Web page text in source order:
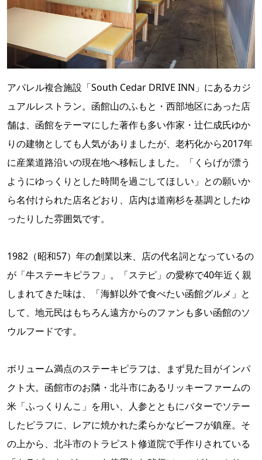
アパレル複合施設「South Cedar DRIVE INN」にあるカジ
ュアルレストラン。函館山のふもと・西部地区にあった店
舗は、函館をテーマにした著作も多い作家・辻仁成氏ゆか
りの建物としても人気がありましたが、老朽化から2017年
に産業道路沿いの現在地へ移転しました。「くらげが漂う
ようにゆっくりとした時間を過ごしてほしい」との願いか
ら名付けられた店名どおり、店内は道南杉を基調としたゆ
ったりした雰囲気です。
1982（昭和57）年の創業以来、店の代名詞となっているの
が「牛ステーキピラフ」。「ステピ」の愛称で40年近く親
しまれてきた味は、「海鮮以外で食べたい函館グルメ」と
して、地元民はもちろん遠方からのファンも多い函館のソ
ウルフードです。
ボリューム満点のステーキピラフは、まず見た目がインパ
クト大。函館市のお隣・北斗市にあるリッキーファームの
米「ふっくりんこ」を用い、人参とともにバターでソテー
したピラフに、レアに焼かれた柔らかなビーフが鎮座。そ
の上から、北斗市のトラピスト修道院で手作りされている